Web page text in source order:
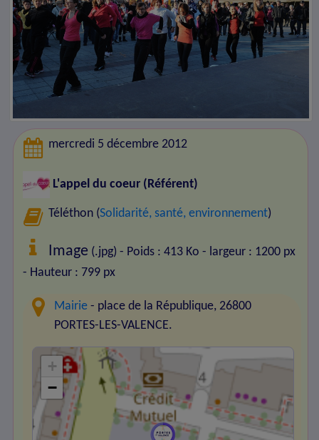
mercredi 5 décembre 2012
L'appel du coeur (Référent)
Téléthon (Solidarité, santé, environnement)
Image (.jpg) - Poids : 413 Ko - largeur : 1200 px
- Hauteur : 799 px
Mairie - place de la République, 26800
PORTES-LES-VALENCE.
+
−